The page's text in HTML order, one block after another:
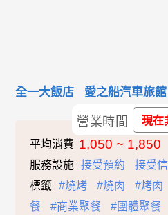
全一大飯店 愛之船汽車旅館
平均消費 1,050 ~ 1,850
營業時間 現在
服務設施 接受預約 接受
標籤
#燒烤 #燒肉 #烤肉
餐
#商業聚餐 #團體聚餐